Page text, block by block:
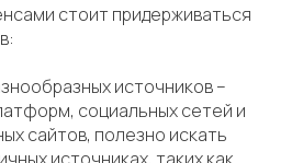
стоит придерживаться
источников –
социальных сетей и
сайтов, полезно искать
источниках, таких как